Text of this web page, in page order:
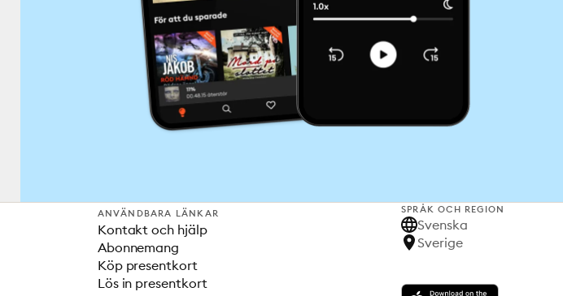
ANVÄNDBARA LÄNKAR
Kontakt och hjälp
Abonnemang
Köp presentkort
Lös in presentkort
SPRÅK OCH REGION
Svenska
Sverige